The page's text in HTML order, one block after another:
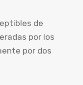
de
por los
por dos